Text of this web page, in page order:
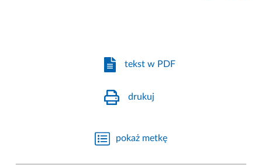
tekst w PDF
drukuj
pokaż metkę